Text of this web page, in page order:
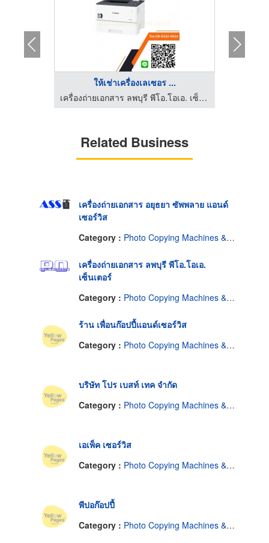
ให้เช่าเครื่องเลเซอร ...
เครื่องถ่ายเอกสาร ลพบุรี พีโอ.โอเอ. เซ็นเตอร์
Related Business
เครื่องถ่ายเอกสาร อยุธยา ซัพพลาย แอนด์
เซอร์วิส
Category : Photo Copying Machines & Supplies
เครื่องถ่ายเอกสาร ลพบุรี พีโอ.โอเอ.
เซ็นเตอร์
Category : Photo Copying Machines & Supplies
ร้าน เพื่อนก๊อปปี้แอนด์เซอร์วิส
Category : Photo Copying Machines & Supplies
บริษัท โปร เบสท์ เทค จำกัด
Category : Photo Copying Machines & Supplies
เอเพ็ค เซอร์วิส
Category : Photo Copying Machines & Supplies
พีปอก๊อปปี้
Category : Photo Copying Machines & Supplies